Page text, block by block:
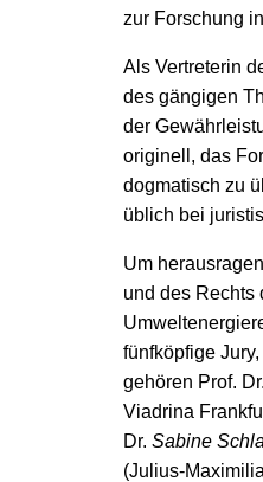
zur Forschung
Als Vertreterin
des gängigen
der
originell, das
dogmatisch zu
üblich bei
Um
und des Rechts
fünfköpfige
gehören Prof. Dr.
Viadrina
Dr. Sabine
(Julius-